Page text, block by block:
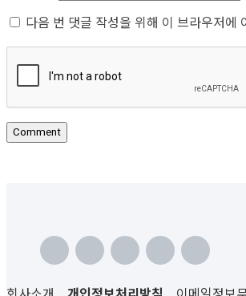
다음 번 댓글 작성을 위해 이 브라우저에